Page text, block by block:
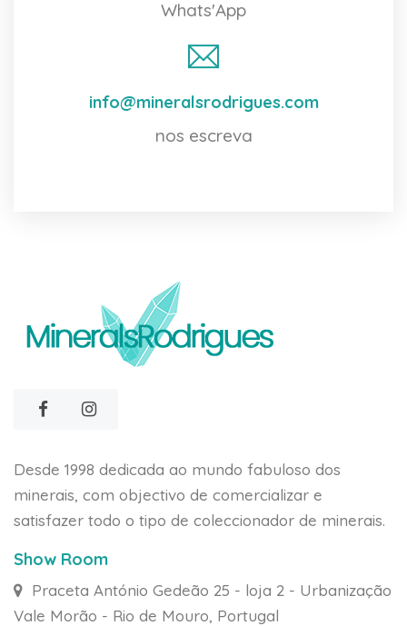
Whats'App
info@mineralsrodrigues.com
nos escreva
Desde 1998 dedicada ao mundo fabuloso dos
minerais, com objectivo de comercializar e
satisfazer todo o tipo de coleccionador de minerais.
Show Room
Praceta António Gedeão 25 - loja 2 - Urbanização
Vale Morão - Rio de Mouro, Portugal